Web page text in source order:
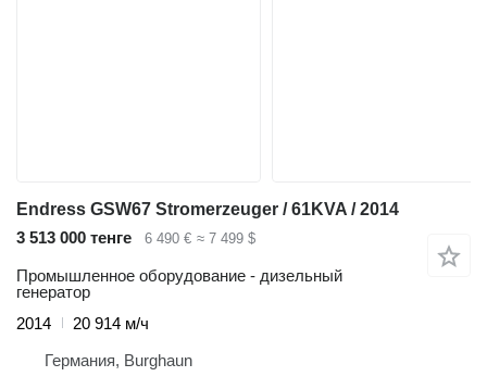
Endress GSW67 Stromerzeuger / 61KVA / 2014
3 513 000 тенге
6 490 € ≈ 7 499 $
Промышленное оборудование - дизельный
генератор
2014
20 914 м/ч
Германия, Burghaun